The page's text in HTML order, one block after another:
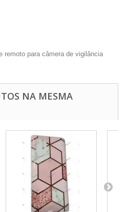
remoto para câmera de vigilância
NA MESMA